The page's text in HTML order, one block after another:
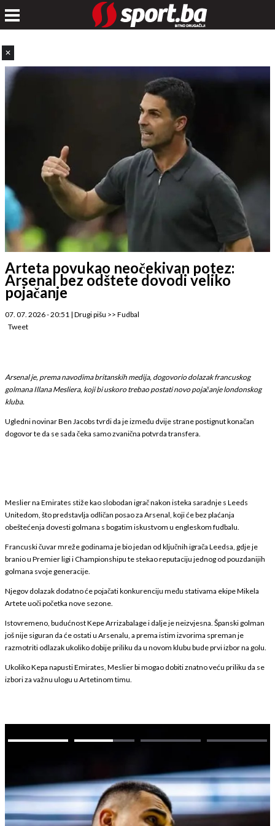
✕
Arteta povukao neočekivan potez:
Arsenal bez odštete dovodi veliko
pojačanje
07. 07. 2026 - 20:51 | Drugi pišu >> Fudbal
Tweet
Arsenal je, prema navodima britanskih medija, dogovorio dolazak francuskog
golmana Illana Mesliera, koji bi uskoro trebao postati novo pojačanje londonskog
kluba.
Ugledni novinar Ben Jacobs tvrdi da je između dvije strane postignut konačan
dogovor te da se sada čeka samo zvanična potvrda transfera.
Meslier na Emirates stiže kao slobodan igrač nakon isteka saradnje s Leeds
Unitedom, što predstavlja odličan posao za Arsenal, koji će bez plaćanja
obeštećenja dovesti golmana s bogatim iskustvom u engleskom fudbalu.
Francuski čuvar mreže godinama je bio jedan od ključnih igrača Leedsa, gdje je
branio u Premier ligi i Championshipu te stekao reputaciju jednog od pouzdanijih
golmana svoje generacije.
Njegov dolazak dodatno će pojačati konkurenciju među stativama ekipe Mikela
Artete uoči početka nove sezone.
Istovremeno, budućnost Kepe Arrizabalage i dalje je neizvjesna. Španski golman
još nije siguran da će ostati u Arsenalu, a prema istim izvorima spreman je
razmotriti odlazak ukoliko dobije priliku da u novom klubu bude prvi izbor na golu.
Ukoliko Kepa napusti Emirates, Meslier bi mogao dobiti znatno veću priliku da se
izbori za važnu ulogu u Artetinom timu.